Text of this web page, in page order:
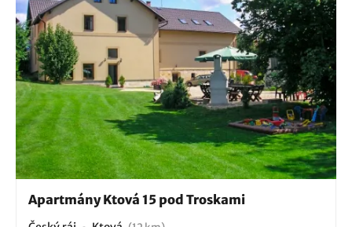
Apartmány Ktová 15 pod Troskami